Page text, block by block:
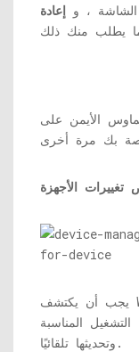
الشاشة ، و إعادة
الأيمن على
تغييرات الأجهزة
يجب أن يكتشف Windows الآن بطاقة الرسومات كجهاز
المناسبة
وتحديثها تلقائيًا.